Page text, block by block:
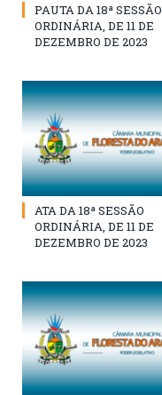
PAUTA DA 18ª SESSÃO
ORDINÁRIA, DE 11 DE
DEZEMBRO DE 2023
ATA DA 18ª SESSÃO
ORDINÁRIA, DE 11 DE
DEZEMBRO DE 2023